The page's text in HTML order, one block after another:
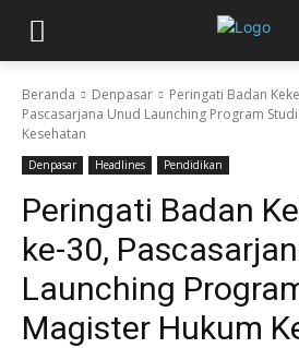
Beranda Denpasar
Peringati Badan
Pascasarjana Unud Launching Program
Kesehatan
Denpasar Headlines Pendidikan
Peringati Badan
ke-30,
Launching
Magister Hukum